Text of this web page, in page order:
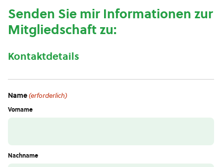
Senden Sie mir Informationen zur
Mitgliedschaft zu:
Kontaktdetails
Name(erforderlich)
Vorname
Nachname